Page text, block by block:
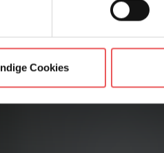
Cookies